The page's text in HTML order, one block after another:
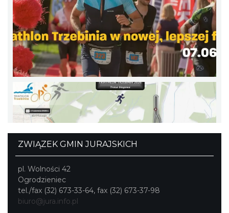
ZWIĄZEK GMIN JURAJSKICH
pl. Wolności 42
Ogrodzieniec
tel./fax (32) 673-33-64, fax (32) 673-37-98
biuro@jura.info.pl